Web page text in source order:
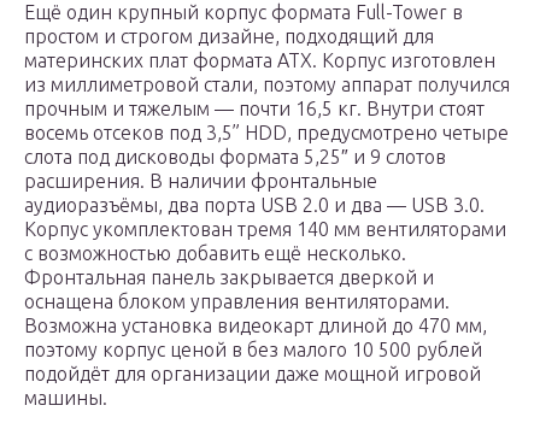
Ещё один крупный корпус формата Full-Tower в
простом и строгом дизайне, подходящий для
материнских плат формата ATX. Корпус изготовлен
из миллиметровой стали, поэтому аппарат получился
прочным и тяжелым — почти 16,5 кг. Внутри стоят
восемь отсеков под 3,5” HDD, предусмотрено четыре
слота под дисководы формата 5,25″ и 9 слотов
расширения. В наличии фронтальные
аудиоразъёмы, два порта USB 2.0 и два — USB 3.0.
Корпус укомплектован тремя 140 мм вентиляторами
с возможностью добавить ещё несколько.
Фронтальная панель закрывается дверкой и
оснащена блоком управления вентиляторами.
Возможна установка видеокарт длиной до 470 мм,
поэтому корпус ценой в без малого 10 500 рублей
подойдёт для организации даже мощной игровой
машины.